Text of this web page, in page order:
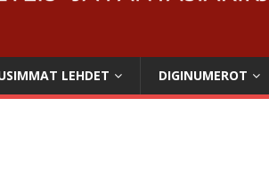
LEHDET DIGINUMEROT